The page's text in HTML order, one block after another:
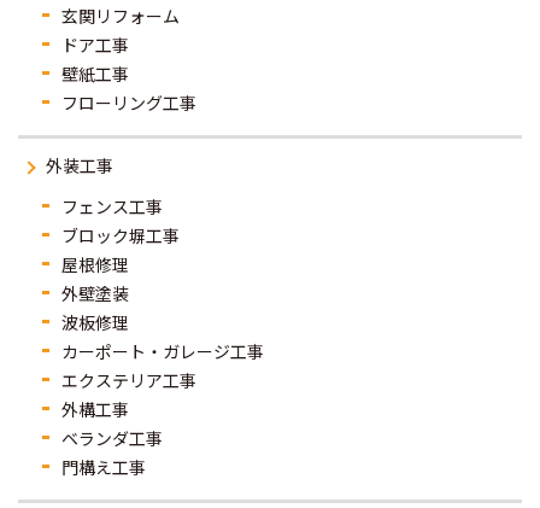
玄関リフォーム
ドア工事
壁紙工事
フローリング工事
外装工事
フェンス工事
ブロック塀工事
屋根修理
外壁塗装
波板修理
カーポート・ガレージ工事
エクステリア工事
外構工事
ベランダ工事
門構え工事